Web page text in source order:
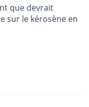
que devrait
sur le kérosène en